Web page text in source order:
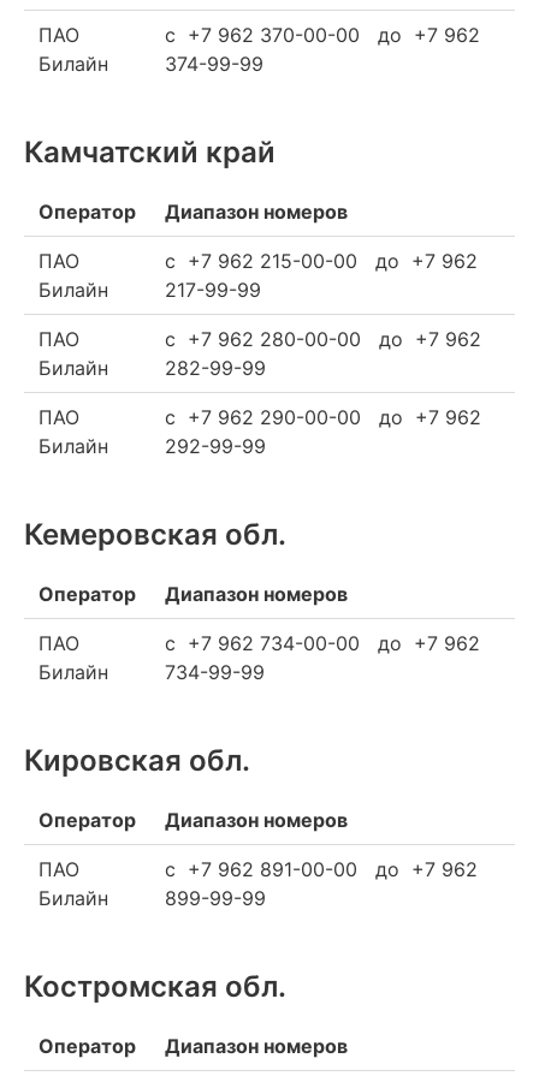
ПАО
Билайн
c +7 962 370-00-00 до +7 962
374-99-99
Камчатский край
Оператор Диапазон номеров
ПАО
Билайн
c +7 962 215-00-00 до +7 962
217-99-99
ПАО
Билайн
c +7 962 280-00-00 до +7 962
282-99-99
ПАО
Билайн
c +7 962 290-00-00 до +7 962
292-99-99
Кемеровская обл.
Оператор Диапазон номеров
ПАО
Билайн
c +7 962 734-00-00 до +7 962
734-99-99
Кировская обл.
Оператор Диапазон номеров
ПАО
Билайн
c +7 962 891-00-00 до +7 962
899-99-99
Костромская обл.
Оператор Диапазон номеров